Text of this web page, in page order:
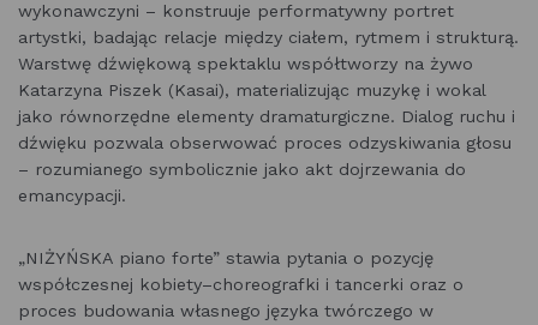
wykonawczyni – konstruuje performatywny portret
artystki, badając relacje między ciałem, rytmem i strukturą.
Warstwę dźwiękową spektaklu współtworzy na żywo
Katarzyna Piszek (Kasai), materializując muzykę i wokal
jako równorzędne elementy dramaturgiczne. Dialog ruchu i
dźwięku pozwala obserwować proces odzyskiwania głosu
– rozumianego symbolicznie jako akt dojrzewania do
emancypacji.
„NIŻYŃSKA piano forte” stawia pytania o pozycję
współczesnej kobiety–choreografki i tancerki oraz o
proces budowania własnego języka twórczego w